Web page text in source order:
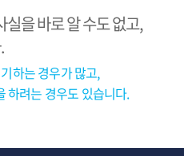
을 바로 알 수도 없고,
하는 경우가 많고,
하려는 경우도 있습니다.